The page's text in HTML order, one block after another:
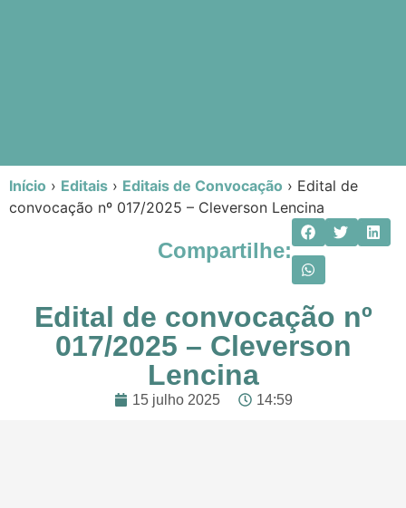
Início › Editais › Editais de Convocação › Edital de
convocação nº 017/2025 – Cleverson Lencina
Compartilhe:
Edital de convocação nº
017/2025 – Cleverson
Lencina
15 julho 2025 14:59